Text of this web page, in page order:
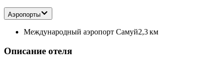
Аэропорты
Международный аэропорт Самуй2,3 км
Описание отеля